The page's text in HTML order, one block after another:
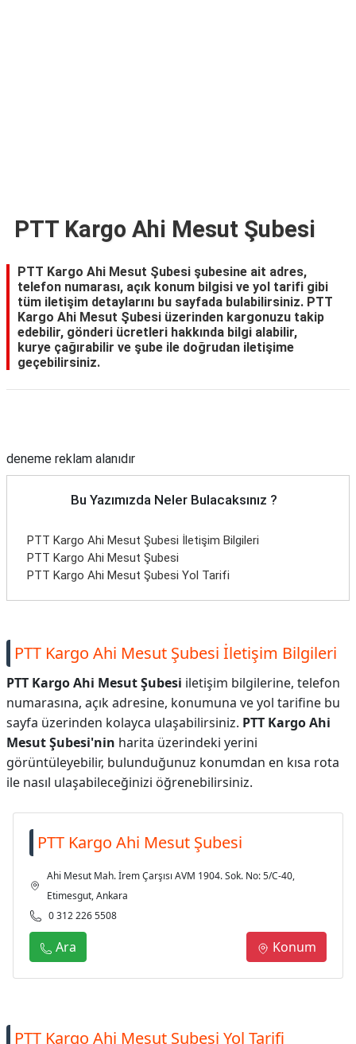
PTT Kargo Ahi Mesut Şubesi
PTT Kargo Ahi Mesut Şubesi şubesine ait adres,
telefon numarası, açık konum bilgisi ve yol tarifi gibi
tüm iletişim detaylarını bu sayfada bulabilirsiniz. PTT
Kargo Ahi Mesut Şubesi üzerinden kargonuzu takip
edebilir, gönderi ücretleri hakkında bilgi alabilir,
kurye çağırabilir ve şube ile doğrudan iletişime
geçebilirsiniz.
deneme reklam alanıdır
Bu Yazımızda Neler Bulacaksınız ?
PTT Kargo Ahi Mesut Şubesi İletişim Bilgileri
PTT Kargo Ahi Mesut Şubesi
PTT Kargo Ahi Mesut Şubesi Yol Tarifi
PTT Kargo Ahi Mesut Şubesi İletişim Bilgileri
PTT Kargo Ahi Mesut Şubesi iletişim bilgilerine, telefon
numarasına, açık adresine, konumuna ve yol tarifine bu
sayfa üzerinden kolayca ulaşabilirsiniz. PTT Kargo Ahi
Mesut Şubesi'nin harita üzerindeki yerini
görüntüleyebilir, bulunduğunuz konumdan en kısa rota
ile nasıl ulaşabileceğinizi öğrenebilirsiniz.
PTT Kargo Ahi Mesut Şubesi
Ahi Mesut Mah. İrem Çarşısı AVM 1904. Sok. No: 5/C-40,
Etimesgut, Ankara
0 312 226 5508
Ara Konum
PTT Kargo Ahi Mesut Şubesi Yol Tarifi